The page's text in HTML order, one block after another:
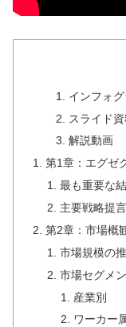
インフォ
スライド
解説動画
第1章：エグゼ
最も重要な
主要戦略提言
第2章：市場概
市場規模の
市場セグメ
産業別
ワーカー